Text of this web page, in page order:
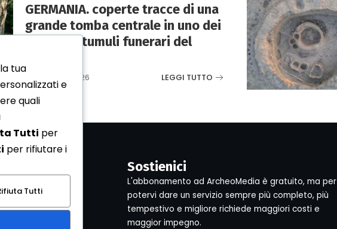
GERMANIA. coperte tracce di una
grande tomba centrale in uno dei
maggiori tumuli funerari del
6 Agosto 2026 LEGGI TUTTO
Sostienici
L'abbonamento ad ArcheoMedia è gratuito, ma per
potervi dare un servizio sempre più completo, più
tempestivo e migliore richiede maggiori costi e
maggior impegno.
tua
e
quali
Tutti per
per rifiutare i
Tutti